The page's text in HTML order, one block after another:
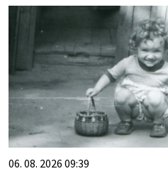
06. 08. 2026 09:39